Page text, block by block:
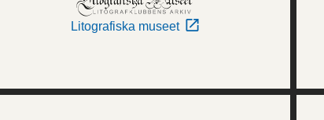
Litografiska museet